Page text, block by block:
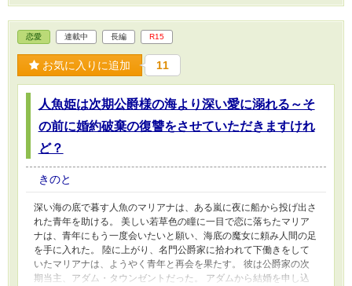
恋愛 連載中 長編 R15
お気に入りに追加 11
人魚姫は次期公爵様の海より深い愛に溺れる～そ
の前に婚約破棄の復讐をさせていただきますけれ
ど？
きのと
深い海の底で暮す人魚のマリアナは、ある嵐に夜に船から投げ出さ
れた青年を助ける。 美しい若草色の瞳に一目で恋に落ちたマリア
ナは、青年にもう一度会いたいと願い、海底の魔女に頼み人間の足
を手に入れた。 陸に上がり、名門公爵家に拾われて下働きをして
いたマリアナは、ようやく青年と再会を果たす。 彼は公爵家の次
期当主、アダム・タウンゼントだった。 アダムから結婚を申し込